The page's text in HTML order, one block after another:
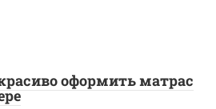
оформить матрас